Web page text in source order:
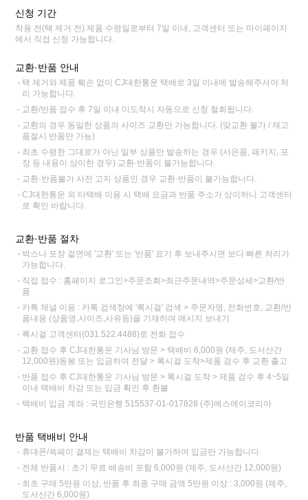
신청 기간
착용 전(택 제거 전) 제품 수령일로부터 7일 이내, 고객센터 또는 마이페이지
에서 직접 신청 가능합니다.
교환·반품 안내
택 제거와 제품 훼손 없이 CJ대한통운 택배로 3일 이내에 발송해주셔야 처
리 가능합니다.
교환/반품 접수 후 7일 이내 미도착시 자동으로 신청 철회됩니다.
교환의 경우 동일한 상품의 사이즈 교환만 가능합니다. (맞교환 불가 / 재고
품절시 반품만 가능)
최초 수령한 그대로가 아닌 일부 상품만 발송하는 경우 (사은품, 패키지, 포
장 등 내용이 상이한 경우) 교환·반품이 불가능합니다.
교환·반품불가 사전 고지 상품인 경우 교환·반품이 불가능합니다.
CJ대한통운 외 타택배 이용 시 택배 요금과 반품 주소가 상이하니 고객센터
로 확인 바랍니다.
교환·반품 절차
박스나 포장 겉면에 '교환' 또는 '반품' 표기 후 보내주시면 보다 빠른 처리가
가능합니다.
직접 접수 : 홈페이지 로그인>주문조회>최근주문내역>주문상세>교환/반
품
카톡 채널 이용 : 카톡 검색창에 '록시걸' 검색 > 주문자명, 전화번호, 교환/반
품내용 (상품명,사이즈,사유등)을 기재하여 메시지 보내기
록시걸 고객센터(031.522.4488)로 전화 접수
교환 접수 후 CJ대한통운 기사님 방문 > 택배비 6,000원 (제주, 도서산간
12,000원)동봉 또는 입금하여 전달 > 록시걸 도착>제품 검수 후 교환 출고
반품 접수 후 CJ대한통운 기사님 방문 > 록시걸 도착 > 제품 검수 후 4~5일
이내 택배비 차감 또는 입금 확인 후 환불
택배비 입금 계좌 : 국민은행 515537-01-017828 (주)에스에이코리아
반품 택배비 안내
휴대폰/쓱페이 결제는 택배비 차감이 불가하여 입금만 가능합니다.
전체 반품시 : 초기 무료 배송비 포함 6,000원 (제주, 도서산간 12,000원)
최초 구매 5만원 이상, 반품 후 최종 구매 금액 5만원 이상 : 3,000원 (제주,
도서산간 6,000원)